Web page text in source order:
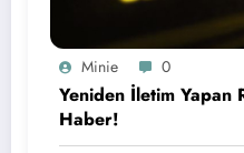
Minie 0
Yeniden İletim Yapan
Haber!